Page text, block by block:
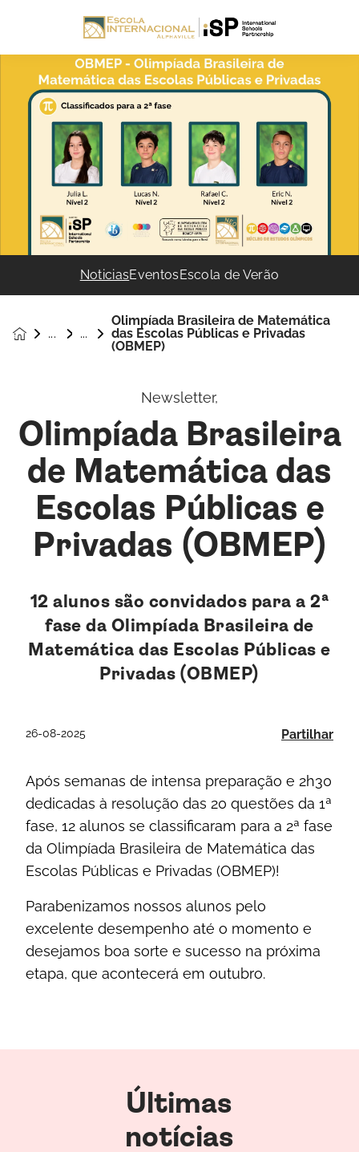
NoticiasEventosEscola de Verão
Olimpíada Brasileira de Matemática
das Escolas Públicas e Privadas
(OBMEP)
Newsletter,
Olimpíada Brasileira
de Matemática das
Escolas Públicas e
Privadas (OBMEP)
12 alunos são convidados para a 2ª
fase da Olimpíada Brasileira de
Matemática das Escolas Públicas e
Privadas (OBMEP)
26-08-2025 Partilhar
Após semanas de intensa preparação e 2h30
dedicadas à resolução das 20 questões da 1ª
fase, 12 alunos se classificaram para a 2ª fase
da Olimpíada Brasileira de Matemática das
Escolas Públicas e Privadas (OBMEP)!
Parabenizamos nossos alunos pelo
excelente desempenho até o momento e
desejamos boa sorte e sucesso na próxima
etapa, que acontecerá em outubro.
Últimas
notícias